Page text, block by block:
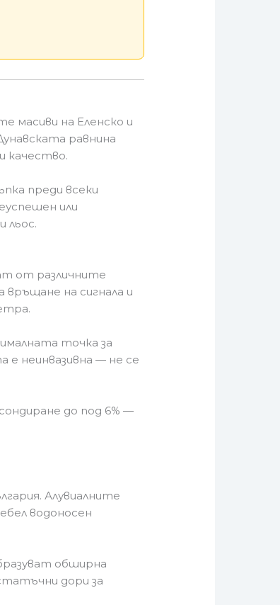
масиви на Еленско и
равнина
качество.
преди всеки
или
льос.
от различните
връщане на сигнала и
точка за
е неинвазивна — не се
до под 6% —
Алувиалните
водоносен
обширна
дори за